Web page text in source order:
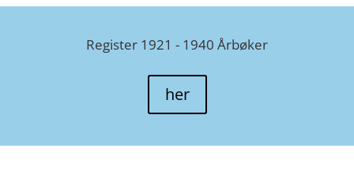
Register 1921 - 1940 Årbøker
her